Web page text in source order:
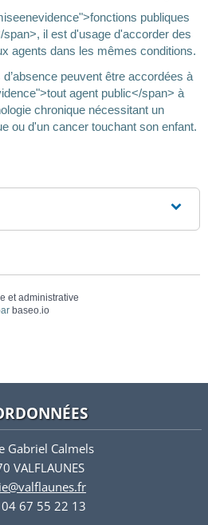
publiques
il est d'usage d'accorder des
agents dans les mêmes conditions.
peuvent être accordées à
agent public</span> à
chronique nécessitant un
ou d'un cancer touchant son enfant.
et administrative
baseo.io
Gabriel Calmels
VALFLAUNES
04 67 55 22 13